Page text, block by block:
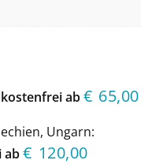
ab € 65,00
Ungarn:
ab€ 120,00